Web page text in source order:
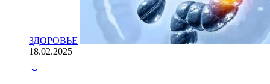
ЗДОРОВЬЕ
18.02.2025
Йогурт против рака: научные